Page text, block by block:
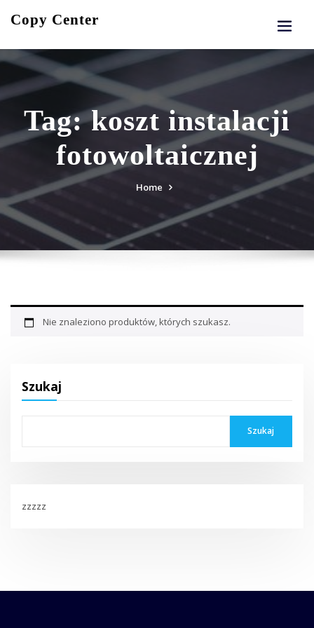
Copy Center
Tag:koszt instalacji
fotowoltaicznej
Home
Nie znaleziono produktów, których szukasz.
Szukaj
Szukaj
zzzzz